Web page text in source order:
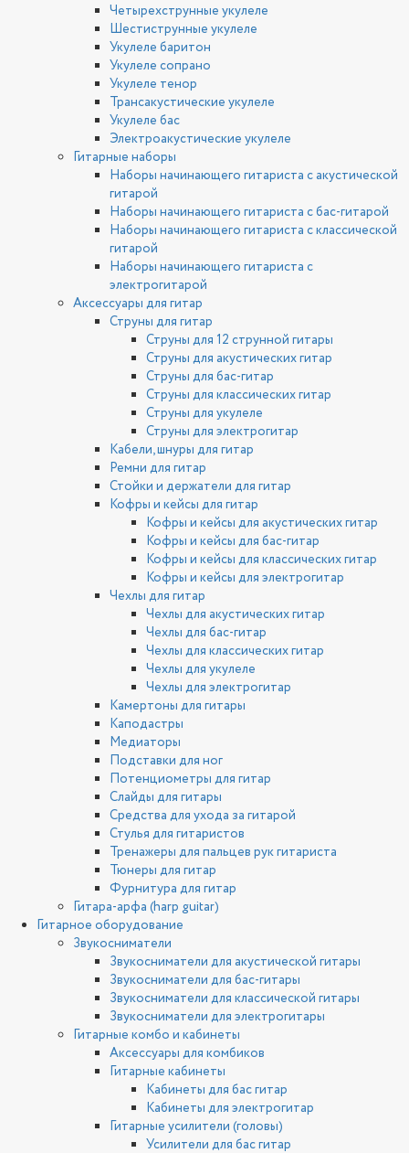
Четырехструнные укулеле
Шестиструнные укулеле
Укулеле баритон
Укулеле сопрано
Укулеле тенор
Трансакустические укулеле
Укулеле бас
Электроакустические укулеле
Гитарные наборы
Наборы начинающего гитариста с акустической
гитарой
Наборы начинающего гитариста с бас-гитарой
Наборы начинающего гитариста с классической
гитарой
Наборы начинающего гитариста с
электрогитарой
Аксессуары для гитар
Струны для гитар
Струны для 12 струнной гитары
Струны для акустических гитар
Струны для бас-гитар
Струны для классических гитар
Струны для укулеле
Струны для электрогитар
Кабели, шнуры для гитар
Ремни для гитар
Стойки и держатели для гитар
Кофры и кейсы для гитар
Кофры и кейсы для акустических гитар
Кофры и кейсы для бас-гитар
Кофры и кейсы для классических гитар
Кофры и кейсы для электрогитар
Чехлы для гитар
Чехлы для акустических гитар
Чехлы для бас-гитар
Чехлы для классических гитар
Чехлы для укулеле
Чехлы для электрогитар
Камертоны для гитары
Каподастры
Медиаторы
Подставки для ног
Потенциометры для гитар
Слайды для гитары
Средства для ухода за гитарой
Стулья для гитаристов
Тренажеры для пальцев рук гитариста
Тюнеры для гитар
Фурнитура для гитар
Гитара-арфа (harp guitar)
Гитарное оборудование
Звукосниматели
Звукосниматели для акустической гитары
Звукосниматели для бас-гитары
Звукосниматели для классической гитары
Звукосниматели для электрогитары
Гитарные комбо и кабинеты
Аксессуары для комбиков
Гитарные кабинеты
Кабинеты для бас гитар
Кабинеты для электрогитар
Гитарные усилители (головы)
Усилители для бас гитар